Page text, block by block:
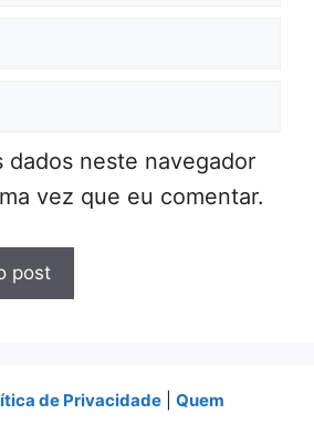
dados neste navegador
vez que eu comentar.
de Privacidade
Quem